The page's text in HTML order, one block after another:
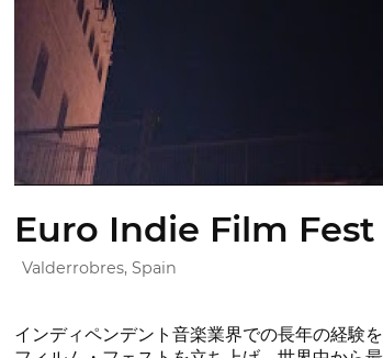
Euro Indie Film Fest
Valderrobres, Spain
インディペンデント音楽業界での長年の経験